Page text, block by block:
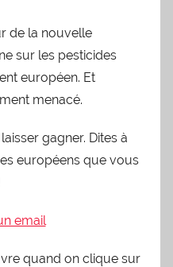
de la nouvelle
sur les pesticides
européen. Et
menacé.
gagner. Dites à
européens que vous
email
quand on clique sur